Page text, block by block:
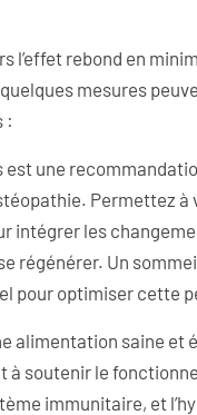
l’effet rebond en
mesures
:
est une
Permettez à
intégrer les
régénérer. Un
pour optimiser cette
alimentation saine et
à soutenir le
immunitaire, et